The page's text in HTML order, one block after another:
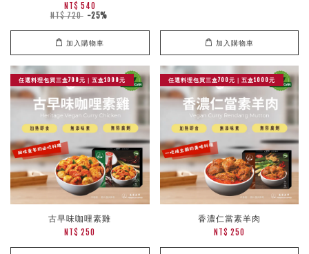
NT$ 540
NT$ 720 -25%
加入購物車 加入購物車
任選料理包買三盒700元｜五盒1000元
古早味咖哩素雞
NT$ 250
任選料理包買三盒700元｜五盒1000元
香濃仁當素羊肉
NT$ 250